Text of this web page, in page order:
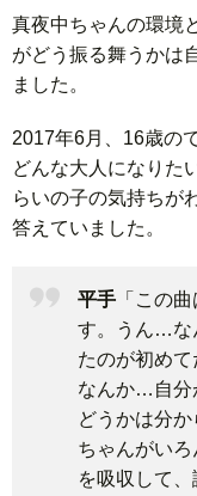
真夜中ちゃんの環境
がどう振る舞うかは
ました。
2017年6月、16歳の
どんな大人になりた
らいの子の気持ちが
答えていました。
平手 「この曲
す。うん…な
たのが初め
なんか…自分
どうかは分
ちゃんがい
を吸収して